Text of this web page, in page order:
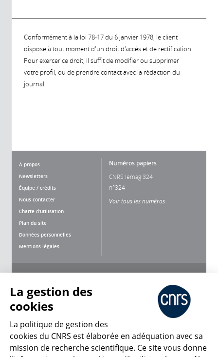
Conformément à la loi 78-17 du 6 janvier 1978, le client
dispose à tout moment d'un droit d'accès et de rectification.
Pour exercer ce droit, il suffit de modifier ou supprimer
votre profil, ou de prendre contact avec la rédaction du
journal.
À propos
Newsletters
Équipe / crédits
Nous contacter
Charte d'utilisation
Plan du site
Données personnelles
Mentions légales
Numéros papiers
CNRS lemag 324
n°324
Voir tous les numéros
CNRS Le Mag
La gestion des
cookies
La politique de gestion des
cookies du CNRS est élaborée en adéquation avec sa
mission de recherche scientifique. Ce site vous donne